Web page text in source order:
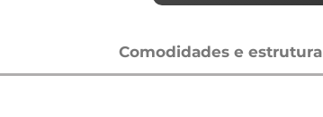
Comodidades e estrutura